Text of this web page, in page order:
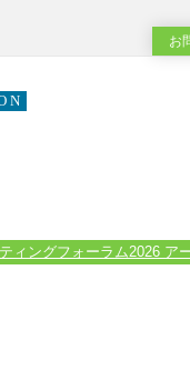
お
ィングフォーラム2026 ア